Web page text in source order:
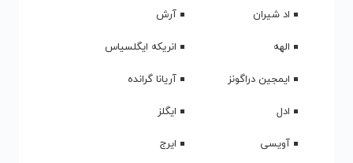
اد شیران
آرش
الهه
انریکه ایگلسیاس
ایمجین دراگونز
آریانا گرانده
ادل
ایگلز
آویسی
ایرج